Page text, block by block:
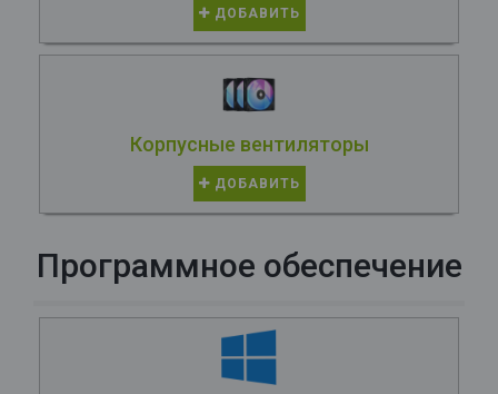
ДОБАВИТЬ
Корпусные вентиляторы
ДОБАВИТЬ
Программное обеспечение